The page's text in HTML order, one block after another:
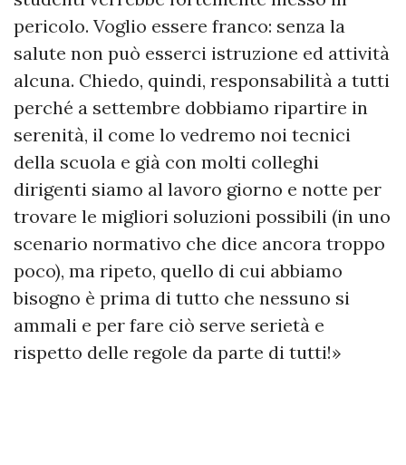
pericolo. Voglio essere franco: senza la
salute non può esserci istruzione ed attività
alcuna. Chiedo, quindi, responsabilità a tutti
perché a settembre dobbiamo ripartire in
serenità, il come lo vedremo noi tecnici
della scuola e già con molti colleghi
dirigenti siamo al lavoro giorno e notte per
trovare le migliori soluzioni possibili (in uno
scenario normativo che dice ancora troppo
poco), ma ripeto, quello di cui abbiamo
bisogno è prima di tutto che nessuno si
ammali e per fare ciò serve serietà e
rispetto delle regole da parte di tutti!»